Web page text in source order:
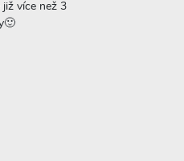
již více než 3